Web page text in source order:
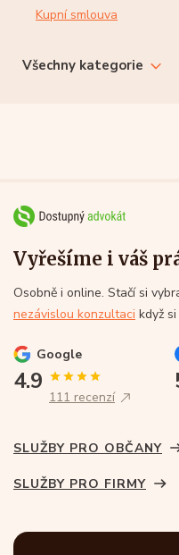
Kupní smlouva
Všechny kategorie
Vyřešíme i váš
Osobně i online. Stačí si
nezávislou konzultaci když
Google
4.9
111 recenzí
SLUŽBY PRO OBČANY
SLUŽBY PRO FIRMY